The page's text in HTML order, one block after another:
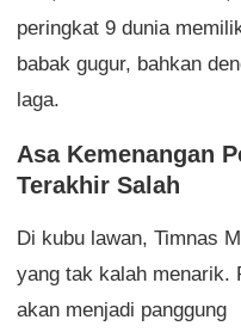
peringkat 9 dunia
babak gugur, bahkan
laga.
Asa Kemenangan
Terakhir Salah
Di kubu lawan, Timnas
yang tak kalah menarik.
akan menjadi panggung